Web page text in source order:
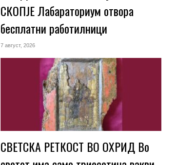
СКОПЈЕ Лабараториум отвора
бесплатни работилници
7 август, 2026
СВЕТСКА РЕТКОСТ ВО ОХРИД Во